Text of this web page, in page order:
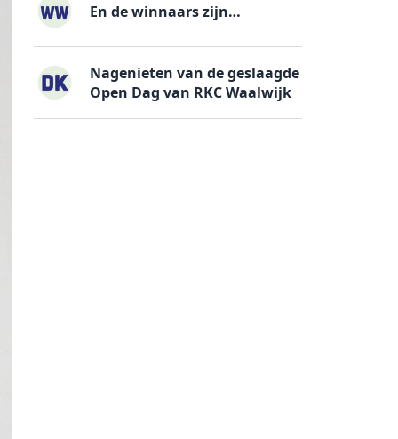
En de winnaars zijn…
Nagenieten van de geslaagde
Open Dag van RKC Waalwijk